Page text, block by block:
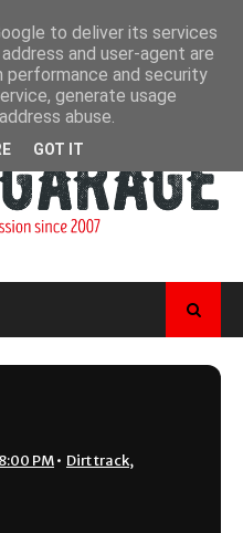
PM• Dirt track,
to deliver its services
and user-agent are
performance and security
generate usage
abuse.
GOT IT